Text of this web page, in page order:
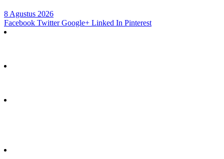
8 Agustus 2026
Facebook Twitter Google+ Linked In Pinterest